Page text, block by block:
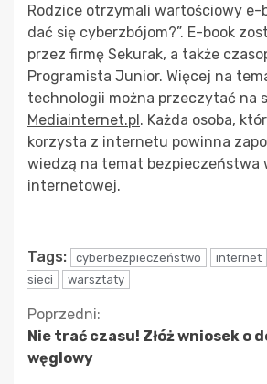
Rodzice otrzymali wartościowy e-
dać się cyberzbójom?”. E-book
przez firmę Sekurak, a także
Programista Junior. Więcej na
technologii można przeczytać na
Mediainternet.pl. Każda osoba,
korzysta z internetu powinna
wiedzą na temat bezpieczeństwa
internetowej.
Tags: cyberbezpieczeństwo internet
sieci
warsztaty
Kontynuuj
czytanie
Poprzedni:
Nie trać czasu! Złóż wniosek o
węglowy